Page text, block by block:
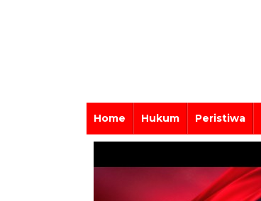
Home Hukum Peristiwa